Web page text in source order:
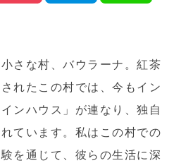
さな村、バウラーナ。紅茶
れたこの村では、今もイン
ンハウス」が連なり、独自
ています。私はこの村での
を通じて、彼らの生活に深